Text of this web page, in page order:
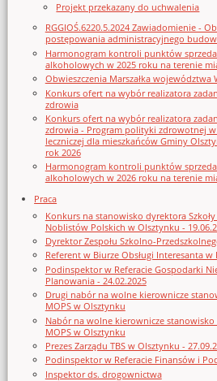
Projekt przekazany do uchwalenia
RGGIOŚ.6220.5.2024 Zawiadomienie -
postępowania administracyjnego
Harmonogram kontroli punktów
alkoholowych w 2025 roku na terenie
Obwieszczenia Marszałka województwa
Konkurs ofert na wybór realizatora
zdrowia
Konkurs ofert na wybór realizatora
zdrowia - Program polityki zdrowotnej
leczniczej dla mieszkańców Gminy
rok 2026
Harmonogram kontroli punktów
alkoholowych w 2026 roku na terenie
Praca
Konkurs na stanowisko dyrektora
Noblistów Polskich w Olsztynku -
Dyrektor Zespołu Szkolno-
Referent w Biurze Obsługi Interesanta
Podinspektor w Referacie Gospodarki
Planowania - 24.02.2025
Drugi nabór na wolne kierownicze
MOPS w Olsztynku
Nabór na wolne kierownicze
MOPS w Olsztynku
Prezes Zarządu TBS w Olsztynku -
Podinspektor w Referacie Finansów i
Inspektor ds. drogownictwa